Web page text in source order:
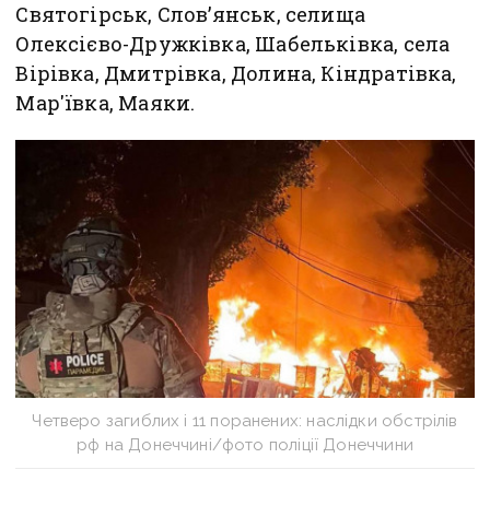
Святогірськ, Слов’янськ, селища
Олексієво-Дружківка, Шабельківка, села
Вірівка, Дмитрівка, Долина, Кіндратівка,
Мар'ївка, Маяки.
Четверо загиблих і 11 поранених: наслідки обстрілів
рф на Донеччині/фото поліції Донеччини